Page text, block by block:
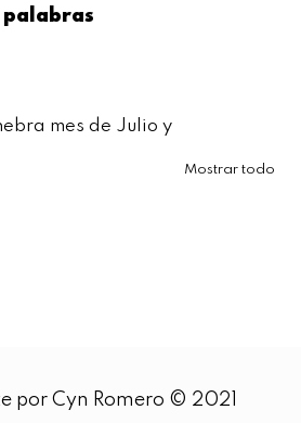
palabras
mes de Julio y
Mostrar todo
por Cyn Romero © 2021